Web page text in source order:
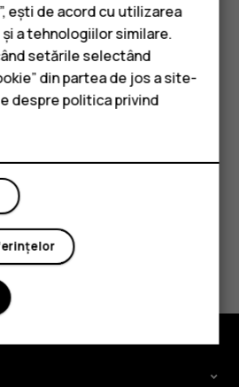
uri
clasice
utilizarea datelor, atingeți
>Utilizare date.
de date
și internet>Rețea mobilăși
informații?
ești de acord cu utilizarea
a tehnologiilor similare.
setările selectând
din partea de jos a site-
despre politica privind